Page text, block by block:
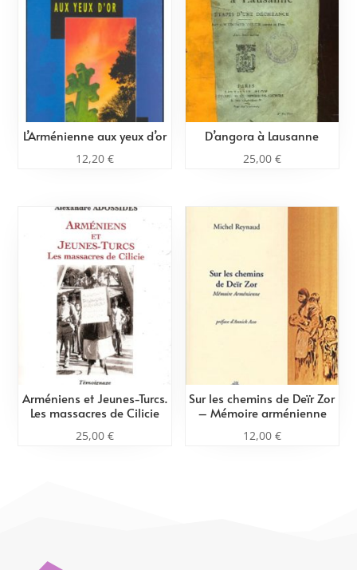
L’Arménienne aux yeux d’or
12,20€
D’angora à Lausanne
25,00 €
Arméniens et Jeunes-Turcs.
Les massacres de Cilicie
25,00€
Sur les chemins de Deïr Zor
– Mémoire arménienne
12,00 €